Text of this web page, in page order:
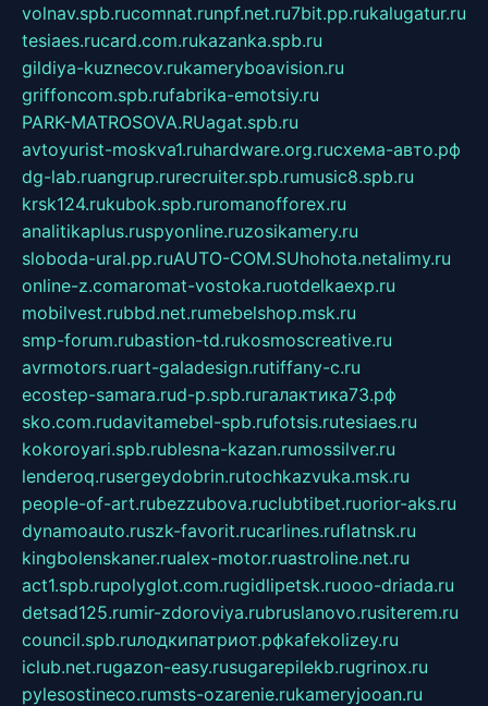
volnav.spb.rucomnat.runpf.net.ru7bit.pp.rukalugatur.ru
tesiaes.rucard.com.rukazanka.spb.ru
gildiya-kuznecov.rukameryboavision.ru
griffoncom.spb.rufabrika-emotsiy.ru
PARK-MATROSOVA.RUagat.spb.ru
avtoyurist-moskva1.ruhardware.org.ruсхема-авто.рф
dg-lab.ruangrup.rurecruiter.spb.rumusic8.spb.ru
krsk124.rukubok.spb.ruromanofforex.ru
analitikaplus.ruspyonline.ruzosikamery.ru
sloboda-ural.pp.ruAUTO-COM.SUhohota.netalimy.ru
online-z.comaromat-vostoka.ruotdelkaexp.ru
mobilvest.rubbd.net.rumebelshop.msk.ru
smp-forum.rubastion-td.rukosmoscreative.ru
avrmotors.ruart-galadesign.rutiffany-c.ru
ecostep-samara.rud-p.spb.ruгалактика73.рф
sko.com.rudavitamebel-spb.rufotsis.rutesiaes.ru
kokoroyari.spb.rublesna-kazan.rumossilver.ru
lenderoq.rusergeydobrin.rutochkazvuka.msk.ru
people-of-art.rubezzubova.ruclubtibet.ruorior-aks.ru
dynamoauto.ruszk-favorit.rucarlines.ruflatnsk.ru
kingbolenskaner.rualex-motor.ruastroline.net.ru
act1.spb.rupolyglot.com.rugidlipetsk.ruooo-driada.ru
detsad125.rumir-zdoroviya.rubruslanovo.rusiterem.ru
council.spb.ruлодкипатриот.рфkafekolizey.ru
iclub.net.rugazon-easy.rusugarepilekb.rugrinox.ru
pylesostineco.rumsts-ozarenie.rukameryjooan.ru